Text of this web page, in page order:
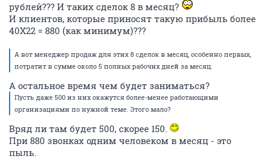
рублей??? И таких сделок 8 в месяц?
И клиентов, которые приносят такую прибыль более
40Х22 = 880 (как минимум)???
А вот менеджер продаж для этих 8 сделок в месяц, особенно первых,
потратит в сумме около 5 полных рабочих дней за месяц.
А остальное время чем будет заниматься?
Пусть даже 500 из них окажутся более-менее работающими
организациями по нужной теме. Этого мало?
Вряд ли там будет 500, скорее 150.
При 880 звонках одним человеком в месяц - это
пыль.